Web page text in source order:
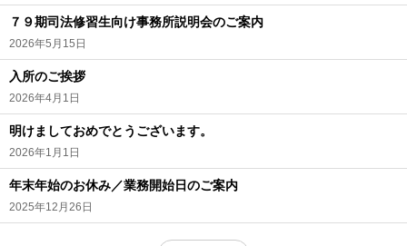
７９期司法修習生向け事務所説明会のご案内
2026年5月15日
入所のご挨拶
2026年4月1日
明けましておめでとうございます。
2026年1月1日
年末年始のお休み／業務開始日のご案内
2025年12月26日